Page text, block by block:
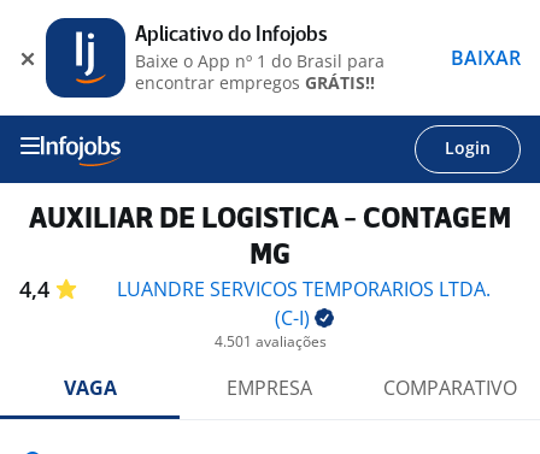
Login
AUXILIAR DE LOGISTICA - CONTAGEM
MG
4,4
LUANDRE SERVICOS TEMPORARIOS LTDA.
(C-I)
4.501 avaliações
VAGA EMPRESA COMPARATIVO
Aplicativo do Infojobs
Baixe o App nº 1 do Brasil para
encontrar empregos GRÁTIS!!
BAIXAR